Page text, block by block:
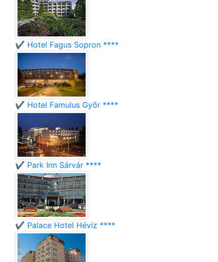
✔️ Hotel Fagus Sopron ****
✔️ Hotel Famulus Győr ****
✔️ Park Inn Sárvár ****
✔️ Palace Hotel Hévíz ****